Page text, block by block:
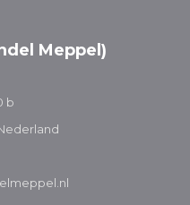
Meppel)
b